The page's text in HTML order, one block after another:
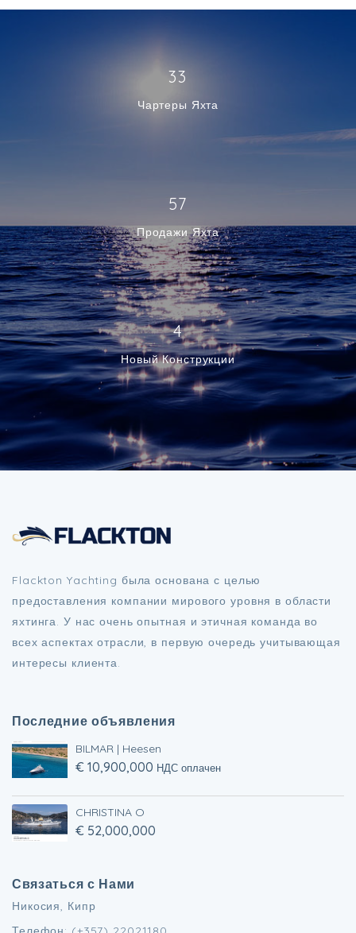
33
Чартеры Яхта
57
Продажи Яхта
4
Новый Конструкции
Flackton Yachting была основана с целью
предоставления компании мирового уровня в области
яхтинга. У нас очень опытная и этичная команда во
всех аспектах отрасли, в первую очередь учитывающая
интересы клиента.
Последние объявления
BILMAR | Heesen
€ 10,900,000 НДС оплачен
CHRISTINA O
€ 52,000,000
Связаться с Нами
Никосия, Кипр